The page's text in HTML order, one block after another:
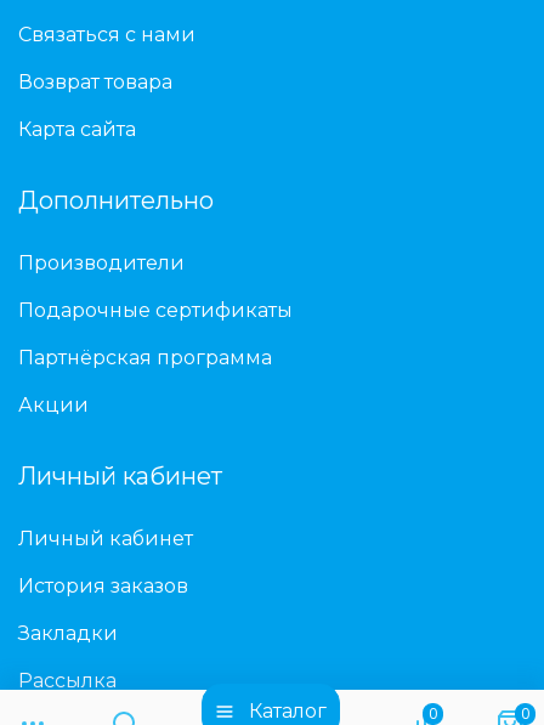
Каталог 0 0
Связаться с нами
Возврат товара
Карта сайта
Дополнительно
Производители
Подарочные сертификаты
Партнёрская программа
Акции
Личный кабинет
Личный кабинет
История заказов
Закладки
Рассылка